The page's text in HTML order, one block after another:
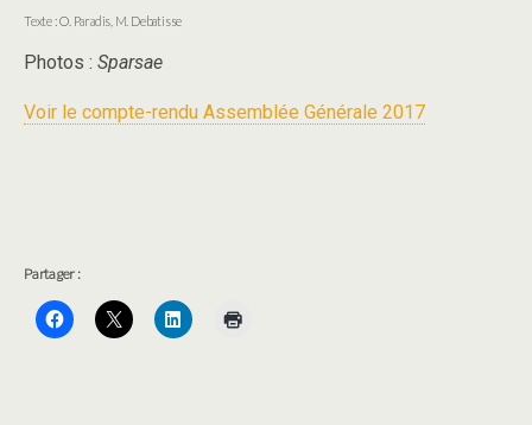
Texte : O. Paradis, M. Debatisse
Photos : Sparsae
Voir le compte-rendu Assemblée Générale 2017
Partager :